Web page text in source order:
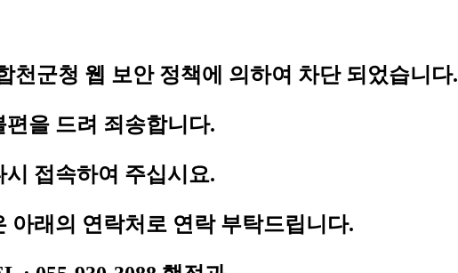
천군청 웹 보안 정책에 의하여 차단 되었습니다.
편을 드려 죄송합니다.
시 접속하여 주십시요.
아래의 연락처로 연락 부탁드립니다.